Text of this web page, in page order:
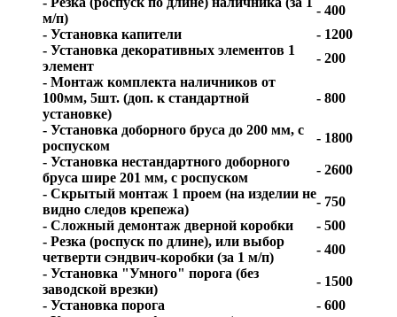
м/п)
- 400
- Установка капители
- 1200
- Установка декоративных элементов 1
элемент
- 200
- Монтаж комплекта наличников от
100мм, 5шт. (доп. к стандартной
установке)
- 800
- Установка доборного бруса до 200 мм, с
роспуском
- 1800
- Установка нестандартного доборного
бруса шире 201 мм, с роспуском
- 2600
- Скрытый монтаж 1 проем (на изделии не
видно следов крепежа)
- 750
- Сложный демонтаж дверной коробки
- 500
- Резка (роспуск по длине), или выбор
четверти сэндвич-коробки (за 1 м/п)
- 400
- Установка "Умного" порога (без
заводской врезки)
- 1500
- Установка порога
- 600